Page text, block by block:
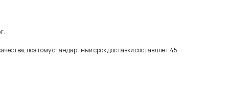
поэтому стандартный срок доставки составляет 45